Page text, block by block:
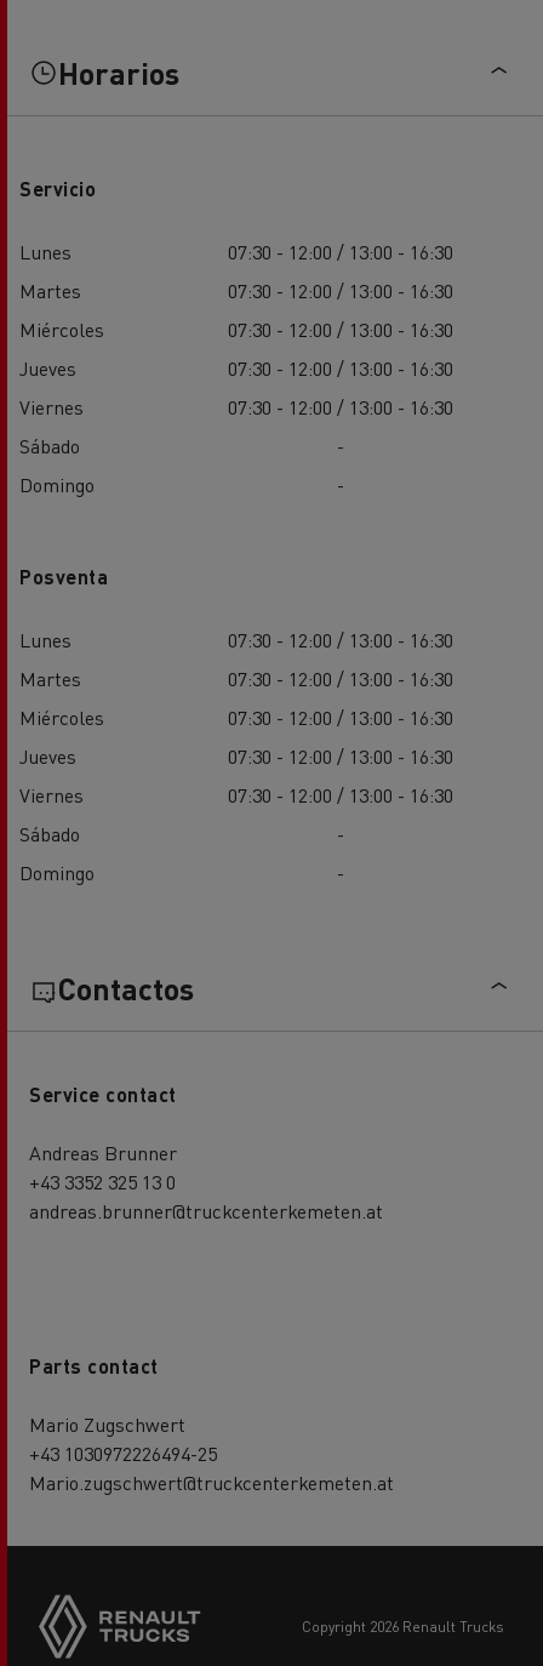
Horarios
Servicio
Lunes
07:30 - 12:00 / 13:00 - 16:30
Martes
07:30 - 12:00 / 13:00 - 16:30
Miércoles
07:30 - 12:00 / 13:00 - 16:30
Jueves
07:30 - 12:00 / 13:00 - 16:30
Viernes
07:30 - 12:00 / 13:00 - 16:30
Sábado
-
Domingo
-
Posventa
Lunes
07:30 - 12:00 / 13:00 - 16:30
Martes
07:30 - 12:00 / 13:00 - 16:30
Miércoles
07:30 - 12:00 / 13:00 - 16:30
Jueves
07:30 - 12:00 / 13:00 - 16:30
Viernes
07:30 - 12:00 / 13:00 - 16:30
Sábado
-
Domingo
-
Contactos
Service contact
Andreas Brunner
+43 3352 325 13 0
andreas.brunner@truckcenterkemeten.at
Parts contact
Mario Zugschwert
+43 1030972226494-25
Mario.zugschwert@truckcenterkemeten.at
copyright 2026 Renault Trucks